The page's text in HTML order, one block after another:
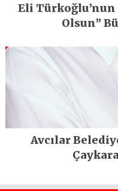
Eli Türkoğlu’nun
Olsun”
Avcılar